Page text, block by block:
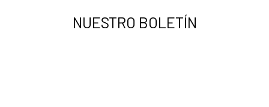
NUESTRO BOLETÍN